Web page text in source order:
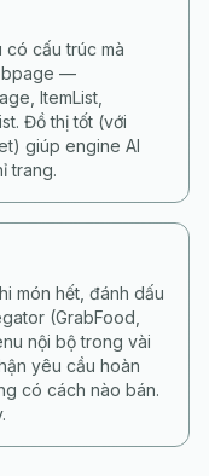
có cấu trúc mà
—
ItemList,
Đồ thị tốt (với
giúp engine AI
trang.
món hết, đánh dấu
(GrabFood,
nội bộ trong vài
yêu cầu hoàn
có cách nào bán.